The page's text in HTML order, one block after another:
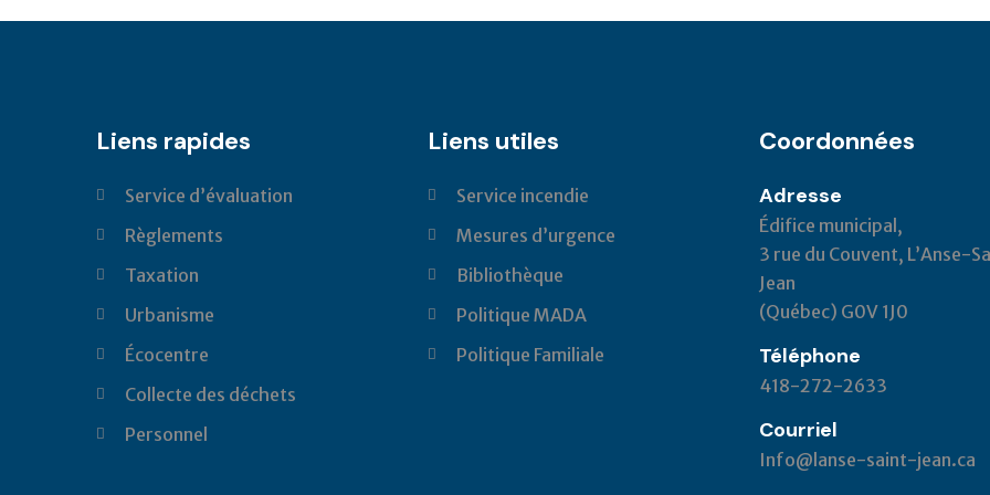
Liens rapides
Service d’évaluation
Règlements
Taxation
Urbanisme
Écocentre
Collecte des déchets
Personnel
Liens utiles
Service incendie
Mesures d’urgence
Bibliothèque
Politique MADA
Politique Familiale
Coordonnées
Adresse
Édifice municipal,
3 rue du Couvent, L’Anse-
Jean
(Québec) G0V 1J0
Téléphone
418-272-2633
Courriel
Info@lanse-saint-jean.ca